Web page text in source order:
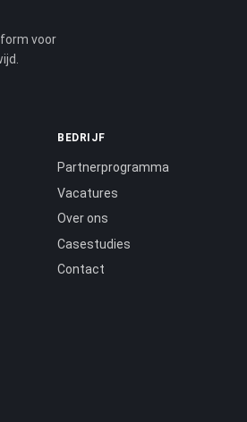
voor
BEDRIJF
Partnerprogramma
Vacatures
Over ons
Casestudies
Contact